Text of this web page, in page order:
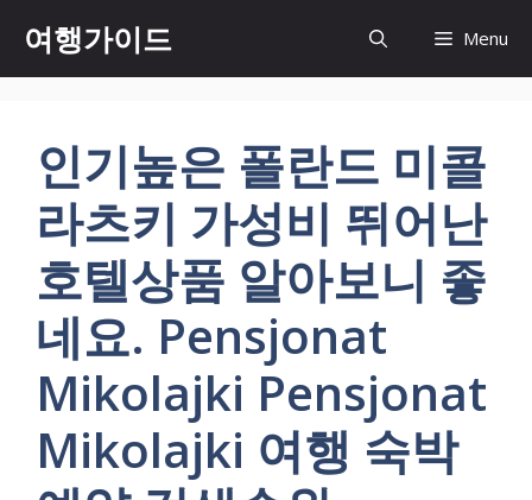
츠
여행가이드 Menu
인기높은 폴란드 미콜
라츠키 가성비 뛰어난
호텔상품 알아보니 좋
네요. Pensjonat
Mikolajki Pensjonat
Mikolajki 여행 숙박